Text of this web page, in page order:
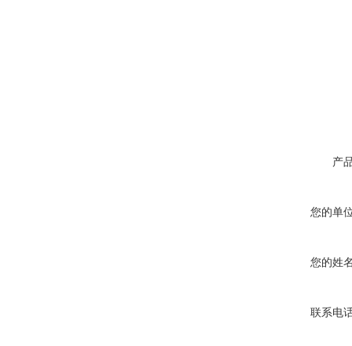
产
您的单
您的姓
联系电